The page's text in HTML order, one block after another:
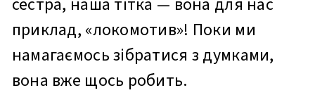
приклад, «локомотив»! Поки ми
намагаємось зібратися з думками,
вона вже щось робить.